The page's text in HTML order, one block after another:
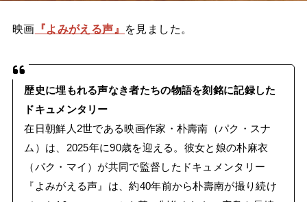
映画 『よみがえる声』 を見ました。
歴史に埋もれる声なき者たちの物語を刻銘に記録した
ドキュメンタリー
在日朝鮮人2世である映画作家・朴壽南（パク・スナ
ム）は、2025年に90歳を迎える。彼女と娘の朴麻衣
（パク・マイ）が共同で監督したドキュメンタリー
『よみがえる声』は、約40年前から朴壽南が撮り続け